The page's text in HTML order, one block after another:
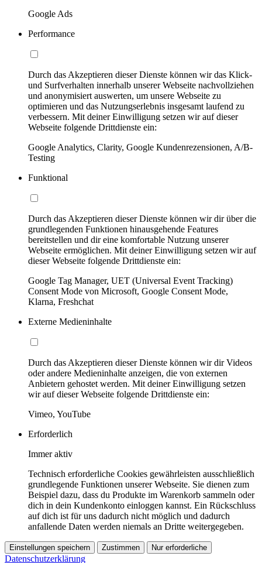
Google Ads
Performance
Durch das Akzeptieren dieser Dienste können wir das Klick-
und Surfverhalten innerhalb unserer Webseite nachvollziehen
und anonymisiert auswerten, um unsere Webseite zu
optimieren und das Nutzungserlebnis insgesamt laufend zu
verbessern. Mit deiner Einwilligung setzen wir auf dieser
Webseite folgende Drittdienste ein:
Google Analytics, Clarity, Google Kundenrezensionen, A/B-
Testing
Funktional
Durch das Akzeptieren dieser Dienste können wir dir über die
grundlegenden Funktionen hinausgehende Features
bereitstellen und dir eine komfortable Nutzung unserer
Webseite ermöglichen. Mit deiner Einwilligung setzen wir auf
dieser Webseite folgende Drittdienste ein:
Google Tag Manager, UET (Universal Event Tracking)
Consent Mode von Microsoft, Google Consent Mode,
Klarna, Freshchat
Externe Medieninhalte
Durch das Akzeptieren dieser Dienste können wir dir Videos
oder andere Medieninhalte anzeigen, die von externen
Anbietern gehostet werden. Mit deiner Einwilligung setzen
wir auf dieser Webseite folgende Drittdienste ein:
Vimeo, YouTube
Erforderlich
Immer aktiv
Technisch erforderliche Cookies gewährleisten ausschließlich
grundlegende Funktionen unserer Webseite. Sie dienen zum
Beispiel dazu, dass du Produkte im Warenkorb sammeln oder
dich in dein Kundenkonto einloggen kannst. Ein Rückschluss
auf dich ist für uns dadurch nicht möglich und dadurch
anfallende Daten werden niemals an Dritte weitergegeben.
Einstellungen speichern Zustimmen Nur erforderliche
Datenschutzerklärung